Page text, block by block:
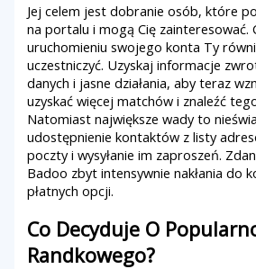
Jej celem jest dobranie osób, które
na portalu i mogą Cię zainteresować.
uruchomieniu swojego konta Ty
uczestniczyć. Uzyskaj informacje
danych i jasne działania, aby teraz
uzyskać więcej matchów i znaleźć
Natomiast największe wady to
udostępnienie kontaktów z listy
poczty i wysyłanie im zaproszeń.
Badoo zbyt intensywnie nakłania do
płatnych opcji.
Co Decyduje O
Randkowego?